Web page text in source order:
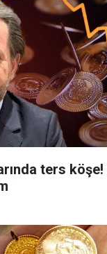
ters köşe!